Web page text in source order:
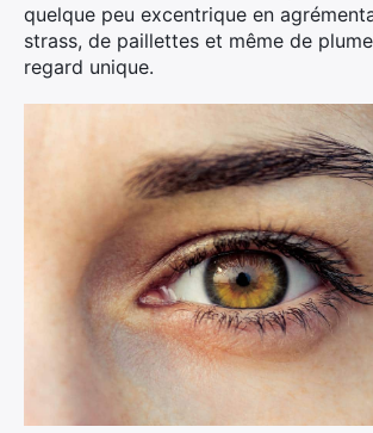
quelque peu excentrique en
strass, de paillettes et même de
regard unique.